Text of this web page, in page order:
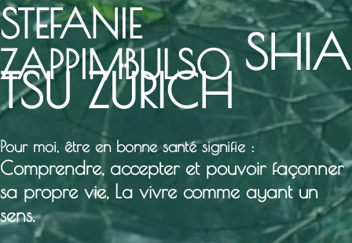
STEFANIE
ZAPPIMBULSOSHIA
TSU ZÜRICH
Pour moi, être en bonne santé signifie :
Comprendre, accepter et pouvoir façonner
sa propre vie, La vivre comme ayant un
sens.